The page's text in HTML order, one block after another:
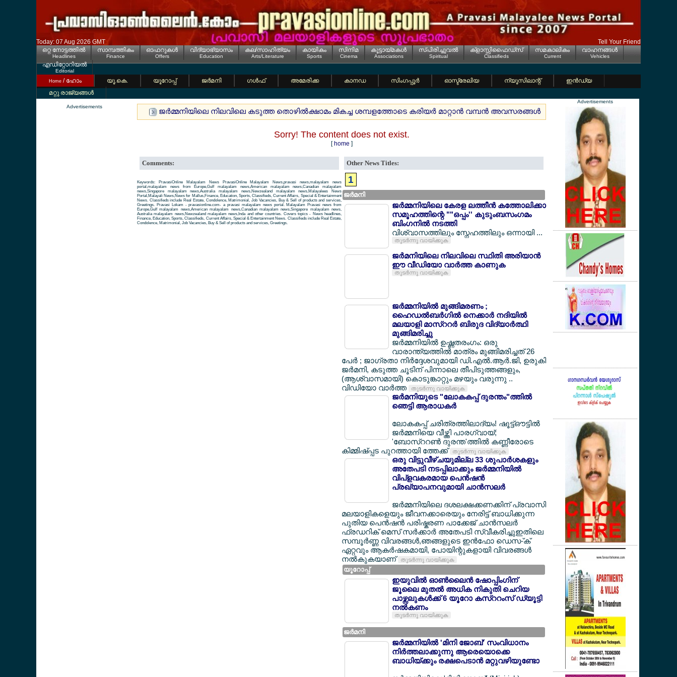
Today: 07 Aug 2026 GMT
Tell Your Friend
ഒറ്റ നോട്ടത്തില്‍
Headlines
സാമ്പത്തികം
Finance
ഓഫറുകള്‍
Offers
വിദ്യാഭ്യാസം
Education
കല/സാഹിത്യം
Arts/Literature
കായികം
Sports
സിനിമ
Cinema
കൂട്ടായ്മകള്‍
Associations
സ്പിരിച്ചുവല്‍
Spiritual
ക്ളാസ്സിഫൈഡ്സ്
Classifieds
സമകാലികം
Current
വാഹനങ്ങള്‍
Vehicles
എഡിറ്റോറിയല്‍
Editorial
Home / ഹോം യൂ.കെ. യൂറോപ്പ് ജര്‍മനി ഗള്‍ഫ് അമേരിക്ക കാനഡ സിംഗപ്പൂര്‍ ഓസ്ട്രേലിയ ന്യൂസിലാന്റ്
ഇന്‍ഡ്യ
മറ്റു രാജ്യങ്ങള്‍
Advertisements
ജര്‍മ്മനിയിലെ നിലവിലെ കടുത്ത തൊഴില്‍ക്ഷാമം മികച്ച ശമ്പളത്തോടെ കരിയര്‍ മാറ്റാന്‍ വമ്പന്‍ അവസരങ്ങള്‍ ജര്‍മ്മനിയിലെ
Sorry! The content does not exist.
[ home ]
Comments:
Keywords: PravasiOnline Malayalam News PravasiOnline Malayalam News,pravasi news,malayalam news
portal,malayalam news from Europe,Gulf malayalam news,American malayalam news,Canadian malayalam
news,Singapore malayalam news,Australia malayalam news,Newzealand malayalam news,Malayalees News
Portal,Malayali News,News for Mallus,Finance, Education, Sports, Classifieds, Current Affairs, Special & Entertainment
News. Classifieds include Real Estate, Condolence, Matrimonial, Job Vacancies, Buy & Sell of products and services,
Greetings. Pravasi Lokam - pravasionline.com- a pravasi malayalam news portal. Malayalam Pravasi news from
Europe,Gulf malayalam news,American malayalam news,Canadian malayalam news,Singapore malayalam news,
Australia malayalam news,Newzealand malayalam news,Inda and other countries. Covers topics - News headlines,
Finance, Education, Sports, Classifieds, Current Affairs, Special & Entertainment News. Classifieds include Real Estate,
Condolence, Matrimonial, Job Vacancies, Buy & Sell of products and services, Greetings.
Other News Titles:
1
ജര്‍മനി
ജര്‍മ്മനിയിലെ കേരള ലത്തീന്‍ കത്തോലിക്കാ
സമൂഹത്തിന്റെ ""ഒപ്പം'' കുടുംബസംഗമം
ബിംഗനില്‍ നടത്തി
വിശ്വാസത്തിലും സ്നേഹത്തിലും ഒന്നായി ...
തുടര്‍ന്നു വായിക്കുക
ജര്‍മനിയിലെ നിലവിലെ സ്ഥിതി അരിയാന്‍
ഈ വീഡിയോ വാര്‍ത്ത കാണുക
തുടര്‍ന്നു വായിക്കുക
ജര്‍മ്മനിയില്‍ മുങ്ങിമരണം ;
ഹൈഡല്‍ബര്‍ഗില്‍ നെക്കാര്‍ നദിയില്‍
മലയാളി മാസ്ററര്‍ ബിരുദ വിദ്യാര്‍ത്ഥി
മുങ്ങിമരിച്ചു
ജര്‍മ്മനിയില്‍ ഉഷ്ണതരംഗം: ഒരു
വാരാന്ത്യത്തില്‍ മാത്രം മുങ്ങിമരിച്ചത് 26
പേര്‍ ; ജാഗ്രതാ നിര്‍ദ്ദേശവുമായി ഡി.എല്‍.ആര്‍.ജി, ഉരുകി
ജര്‍മനി, കടുത്ത ചൂടിന് പിന്നാലെ തീപിടുത്തങ്ങളും,
(ആശ്വാസമായി) കൊടുങ്കാറ്റും മഴയും വരുന്നു ..
വിഡിയോ വാര്‍ത്ത
തുടര്‍ന്നു വായിക്കുക
ജര്‍മനിയുടെ "ലോകകപ്പ് ദുരന്തം"ത്തില്‍
ഞെട്ടി ആരാധകര്‍
ലോകകപ്പ് ചരിത്രത്തിലാദ്യം! ഷൂട്ട്ഔട്ടില്‍
ജര്‍മ്മനിയെ വീഴ്ത്തി പാരഗ്വായ്;
'ബോസ്ററണ്‍ ദുരന്ത'ത്തില്‍ കണ്ണീരോടെ
കിമ്മിഷ്പ്പട പുറത്തായി ത്തേക്ക് തുടര്‍ന്നു വായിക്കുക
ഒരു വിട്ടുവീഴ്ചയുമില്ല 33 ശുപാര്‍ശകളും
അതേപടി നടപ്പിലാക്കും ജര്‍മ്മനിയില്‍
വിപ്ളവകരമായ പെന്‍ഷന്‍
പ്രഖ്യാപനവുമായി ചാന്‍സലര്‍
ജര്‍മ്മനിയിലെ ദശലക്ഷക്കണക്കിന് പ്രവാസി
മലയാളികളെയും ജീവനക്കാരെയും നേരിട്ട് ബാധിക്കുന്ന
പുതിയ പെന്‍ഷന്‍ പരിഷ്കരണ പാക്കേജ് ചാന്‍സലര്‍
ഫ്രഡറിക് മെസ് സര്‍ക്കാര്‍ അതേപടി സ്വീകരിച്ചുഇതിലെ
സമ്പൂര്‍ണ്ണ വിവരങ്ങള്‍,ഞങ്ങളുടെ ഇന്‍ഫോ ഡെസ-്ക്
ഏറ്റവും ആകര്‍ഷകമായി, പോയിന്റുകളായി വിവരങ്ങള്‍
നല്‍കുകയാണ് തുടര്‍ന്നു വായിക്കുക
യൂറോപ്പ്
ഇയുവില്‍ ഓണ്‍ലൈന്‍ ഷോപ്പിംഗിന്
ജൂലൈ മുതല്‍ അധിക നികുതി ചെറിയ
പാഴ്സലുകള്‍ക്ക് 6 യൂറോ കസ്ററംസ് ഡ്യൂട്ടി
നല്‍കണം
തുടര്‍ന്നു വായിക്കുക
ജര്‍മനി
ജര്‍മ്മനിയില്‍ 'മിനി ജോബ്' സംവിധാനം
നിര്‍ത്തലാക്കുന്നു ആരെയൊക്കെ
ബാധിയ്ക്കും രക്ഷപെടാന്‍ മറ്റുവഴിയുണ്ടോ
Advertisements